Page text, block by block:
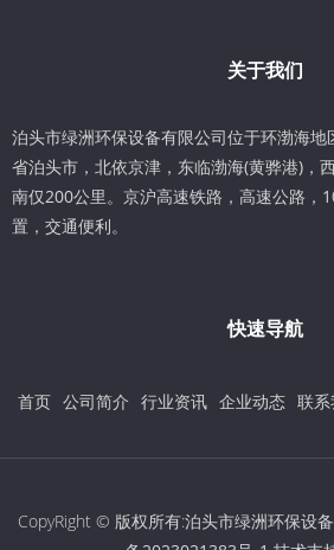
关于我们
泊头市绿洲环保设备有限公司位于环渤海
省泊头市，北依京津，东临渤海(黄骅港)，
南仅200公里。京沪高速铁路，高速公路，
置，交通便利。
快速导航
首页 公司简介 行业资讯 企业动态 联系
CopyRight © 版权所有:泊头市绿洲环保设